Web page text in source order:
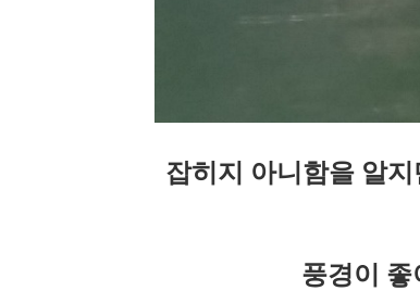
잡히지 아니함을 알
풍경이